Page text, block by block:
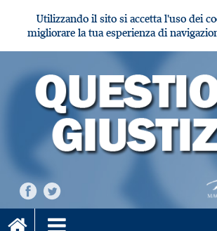
Utilizzando il sito si accetta l'uso dei
migliorare la tua esperienza di